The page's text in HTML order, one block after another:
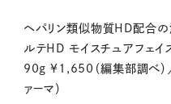
ヘパリン類似物質HD配合の
ルテHD モイスチュアフェイ
90g ¥1,650（編集部調べ）
ァーマ）